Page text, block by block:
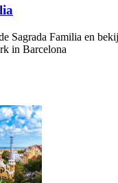
Sagrada Familia en
in Barcelona